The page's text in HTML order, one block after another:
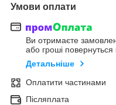
Умови оплати
Ви отримаєте
або гроші
Детальніше
Оплатити частинами
Післяплата